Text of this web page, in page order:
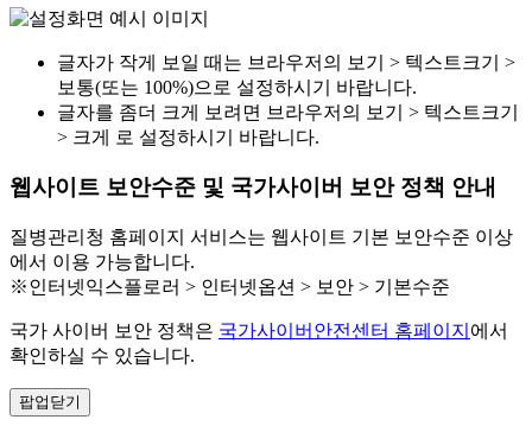
글자가 작게 보일 때는 브라우저의 보기 > 텍스트크기 >
보통(또는 100%)으로 설정하시기 바랍니다.
글자를 좀더 크게 보려면 브라우저의 보기 > 텍스트크기
> 크게 로 설정하시기 바랍니다.
웹사이트 보안수준 및 국가사이버 보안 정책 안내
질병관리청 홈페이지 서비스는 웹사이트 기본 보안수준 이상
에서 이용 가능합니다.
※인터넷익스플로러 > 인터넷옵션 > 보안 > 기본수준
국가 사이버 보안 정책은 국가사이버안전센터 홈페이지 에서
확인하실 수 있습니다.
팝업닫기